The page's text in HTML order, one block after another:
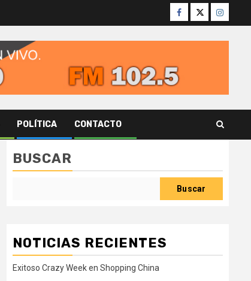
Facebook
Twitter
POLÍTICA CONTACTO
BUSCAR
Buscar
NOTICIAS RECIENTES
Exitoso Crazy Week en Shopping China